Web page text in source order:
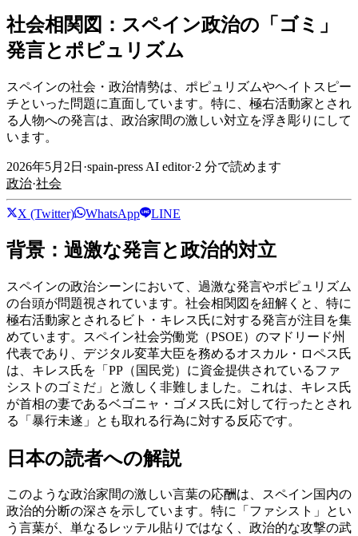
社会相関図：スペイン政治の「ゴミ」
発言とポピュリズム
スペインの社会・政治情勢は、ポピュリズムやヘイトスピー
チといった問題に直面しています。特に、極右活動家とされ
る人物への発言は、政治家間の激しい対立を浮き彫りにして
います。
2026年5月2日 ·spain-press AI editor·2 分で読めます
政治·社会
X (Twitter) WhatsApp LINE
背景：過激な発言と政治的対立
スペインの政治シーンにおいて、過激な発言やポピュリズム
の台頭が問題視されています。社会相関図を紐解くと、特に
極右活動家とされるビト・キレス氏に対する発言が注目を集
めています。スペイン社会労働党（PSOE）のマドリード州
代表であり、デジタル変革大臣を務めるオスカル・ロペス氏
は、キレス氏を「PP（国民党）に資金提供されているファ
シストのゴミだ」と激しく非難しました。これは、キレス氏
が首相の妻であるベゴニャ・ゴメス氏に対して行ったとされ
る「暴行未遂」とも取れる行為に対する反応です。
日本の読者への解説
このような政治家間の激しい言葉の応酬は、スペイン国内の
政治的分断の深さを示しています。特に「ファシスト」とい
う言葉が、単なるレッテル貼りではなく、政治的な攻撃の武